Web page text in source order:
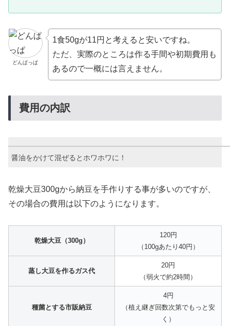
どんぱっぱ
1食50gが11円と考えると安いですね。
ただ、実際のところは作る手間や初期費用も
あるので一概には言えません。
費用の内訳
醤油をかけて混ぜるとホワホワに！
乾燥大豆300gから納豆を手作りする事が多いのですが、
その場合の費用は以下のようになります。
乾燥大豆（300g）
120円
（100gあたり40円）
蒸し大豆を作るガス代
20円
（弱火で約2時間）
種菌とする市販納豆
4円
（植え継ぎ回数次第でもっと安
く）